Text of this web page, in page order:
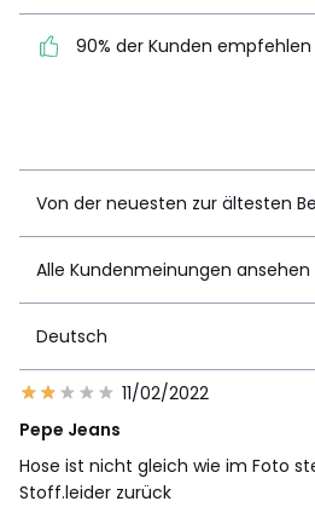
90% der Kunden empfehlen
Von der neuesten zur ältesten
Alle Kundenmeinungen ansehen
Deutsch
11/02/2022
Pepe Jeans
Hose ist nicht gleich wie im Foto
Stoff.leider zurück